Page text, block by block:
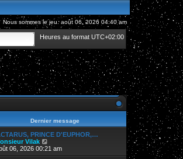
Nous sommes le jeu. août 06, 2026 04:40 am
Heures au format UTC+02:00
Dernier message
PRINCE D'EUPHOR,…
Vilak
o
i
06, 2026 00:21 am